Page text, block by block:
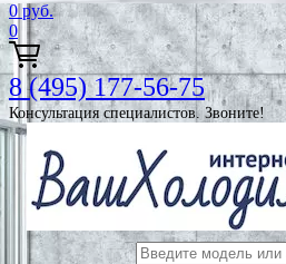
0 руб.
0
8 (495) 177-56-75
Консультация специалистов. Звоните!